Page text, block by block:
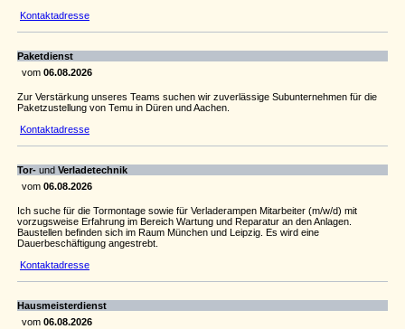
Kontaktadresse
Paketdienst
vom 06.08.2026
Zur Verstärkung unseres Teams suchen wir zuverlässige Subunternehmen für die
Paketzustellung von Temu in Düren und Aachen.
Kontaktadresse
Tor- und Verladetechnik
vom 06.08.2026
Ich suche für die Tormontage sowie für Verladerampen Mitarbeiter (m/w/d) mit
vorzugsweise Erfahrung im Bereich Wartung und Reparatur an den Anlagen.
Baustellen befinden sich im Raum München und Leipzig. Es wird eine
Dauerbeschäftigung angestrebt.
Kontaktadresse
Hausmeisterdienst
vom 06.08.2026